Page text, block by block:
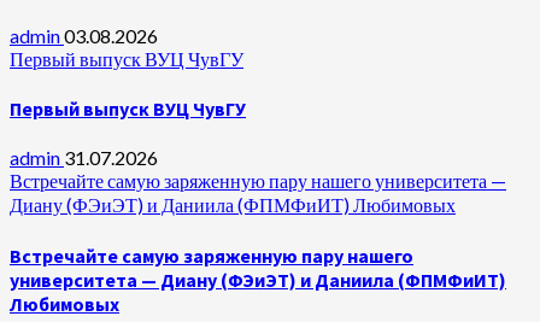
admin03.08.2026
Первый выпуск ВУЦ ЧувГУ
Первый выпуск ВУЦ ЧувГУ
admin 31.07.2026
Встречайте самую заряженную пару нашего университета —
Диану (ФЭиЭТ) и Даниила (ФПМФиИТ) Любимовых
Встречайте самую заряженную пару нашего
университета — Диану (ФЭиЭТ) и Даниила (ФПМФиИТ)
Любимовых